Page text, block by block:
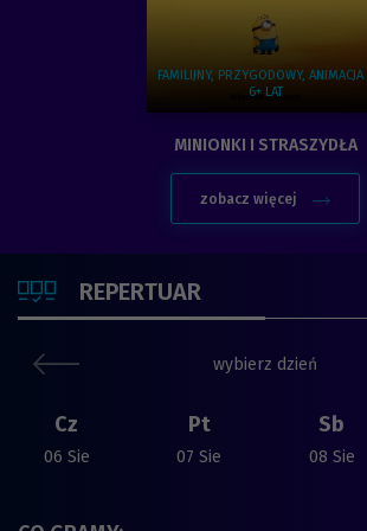
FAMILIJNY, PRZYGODOWY, ANIMACJA |
6+ LAT
Zobacz więcej na temat:
MINIONKI I STRASZYDŁA
zobacz więcej
SPRAWDŹ
REPERTUAR
wybierz dzień
poprzedni slide
Cz
06 Sie
Pt
07 Sie
Sb
08 Sie